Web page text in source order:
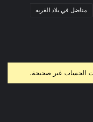
مناضل في بلاد الغربه
الحساب غير صحيحة.